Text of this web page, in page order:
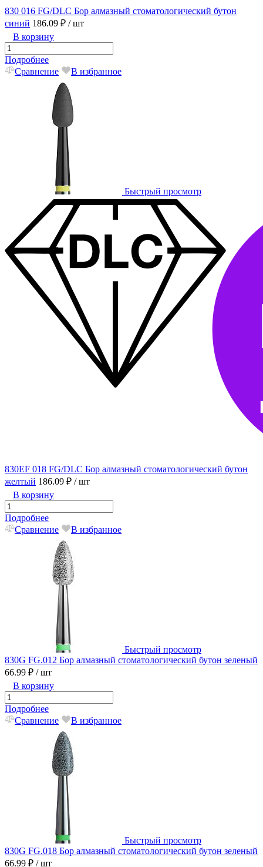
830 016 FG/DLC Бор алмазный стоматологический бутон
синий 186.09 ₽ / шт
В корзину
Подробнее
Сравнение
В избранное
Быстрый просмотр
830EF 018 FG/DLC Бор алмазный стоматологический бутон
желтый 186.09 ₽ / шт
В корзину
Подробнее
Сравнение
В избранное
Быстрый просмотр
830G FG.012 Бор алмазный стоматологический бутон зеленый
66.99 ₽ / шт
В корзину
Подробнее
Сравнение
В избранное
Быстрый просмотр
830G FG.018 Бор алмазный стоматологический бутон зеленый
66.99 ₽ / шт